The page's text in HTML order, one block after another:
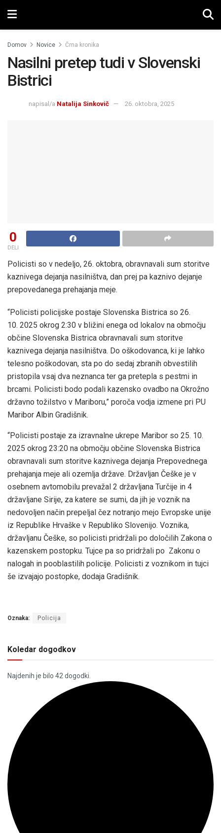
Domov Novice Črna kronika
Nasilni pretep tudi v Slovenski
Bistrici
napisal/a Natalija Sinkovič 26. oktobra, 2025
0
DELI
Policisti so v nedeljo, 26. oktobra, obravnavali sum storitve
kaznivega dejanja nasilništva, dan prej pa kaznivo dejanje
prepovedanega prehajanja meje.
“Policisti policijske postaje Slovenska Bistrica so 26.
10. 2025 okrog 2:30 v bližini enega od lokalov na območju
občine Slovenska Bistrica obravnavali sum storitve
kaznivega dejanja nasilništva. Do oškodovanca, ki je lahko
telesno poškodovan, sta po do sedaj zbranih obvestilih
pristopila vsaj dva neznanca ter ga pretepla s pestmi in
brcami. Policisti bodo podali kazensko ovadbo na Okrožno
državno tožilstvo v Mariboru,” poroča vodja izmene pri PU
Maribor Albin Gradišnik.
“Policisti postaje za izravnalne ukrepe Maribor so 25. 10.
2025 okrog 23:20 na območju občine Slovenska Bistrica
obravnavali sum storitve kaznivega dejanja Prepovednega
prehajanja meje ali ozemlja države. Državljan Češke je v
osebnem avtomobilu prevažal 2 državljana Turčije in 4
državljane Sirije, za katere se sumi, da jih je voznik na
nedovoljen način prepeljal čez notranjo mejo Evropske unije
iz Republike Hrvaške v Republiko Slovenijo. Voznika,
državljanu Češke, so policisti pridržali po določilih Zakona o
kazenskem postopku. Tujce pa so pridržali po Zakonu o
nalogah in pooblastilih policije. Policisti z voznikom in tujci
še izvajajo postopke, dodaja Gradišnik.
Oznaka: Policija
Koledar dogodkov
Najdenih je bilo 42 dogodki.